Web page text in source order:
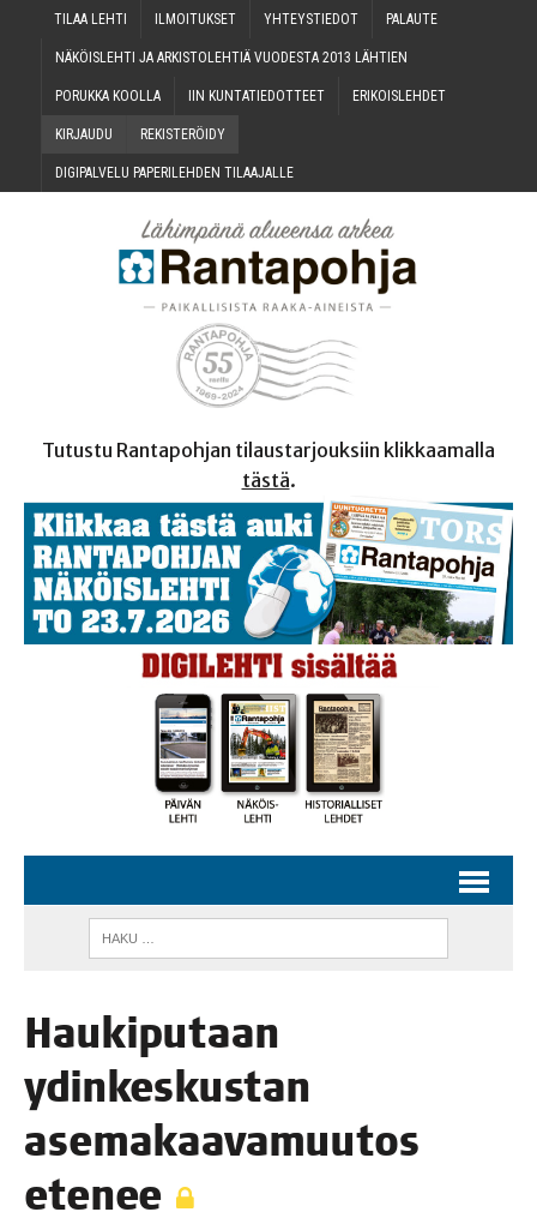
TILAA LEH­TI ILMOI­TUK­SET YHTEYS­TIE­DOT PALAU­TE
NÄKÖIS­LEH­TI JA ARKIS­TO­LEH­TIÄ VUO­DES­TA 2013 LÄHTIEN
PORUK­KA KOOLLA IIN KUN­TA­TIE­DOT­TEET ERI­KOIS­LEH­DET
KIR­JAU­DU REKIS­TE­RÖI­DY
DIGI­PAL­VE­LU PAPE­RI­LEH­DEN TILAAJALLE
Tutustu Rantapohjan tilaustarjouksiin klikkaamalla
tästä.
Hau­ki­pu­taan
ydin­kes­kus­tan
ase­ma­kaa­va­muu­tos
etenee